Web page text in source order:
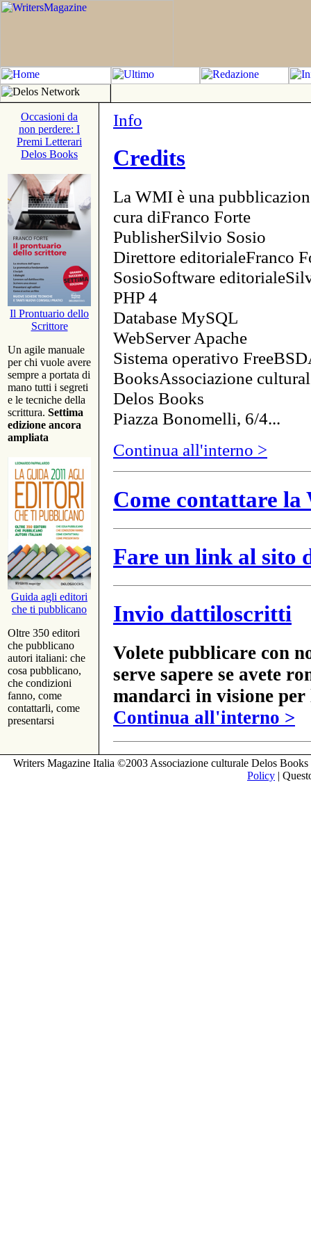
Occasioni da
non perdere: I
Premi Letterari
Delos Books
Il Prontuario dello
Scrittore
Un agile manuale
per chi vuole avere
sempre a portata di
mano tutti i segreti
e le tecniche della
scrittura. Settima
edizione ancora
ampliata
Guida agli editori
che ti pubblicano
Oltre 350 editori
che pubblicano
autori italiani: che
cosa pubblicano,
che condizioni
fanno, come
contattarli, come
presentarsi
Info
Credits
La WMI è una
cura diFranco Forte
PublisherSilvio Sosio
Direttore editorialeFranco
SosioSoftware
PHP 4
Database MySQL
WebServer Apache
Sistema operativo
BooksAssociazione
Delos Books
Piazza Bonomelli, 6/4...
Continua all'interno >
Come contattare
Fare un link al sito
Invio dattiloscritti
Volete pubblicare con
serve sapere se avete
mandarci in visione
Continua all'interno >
Writers Magazine Italia ©2003 Associazione culturale Delos
Policy |